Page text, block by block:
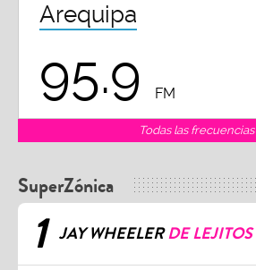
Arequipa
95.9 FM
Todas las frecuencias
SuperZónica
1 JAY WHEELERDE LEJITOS